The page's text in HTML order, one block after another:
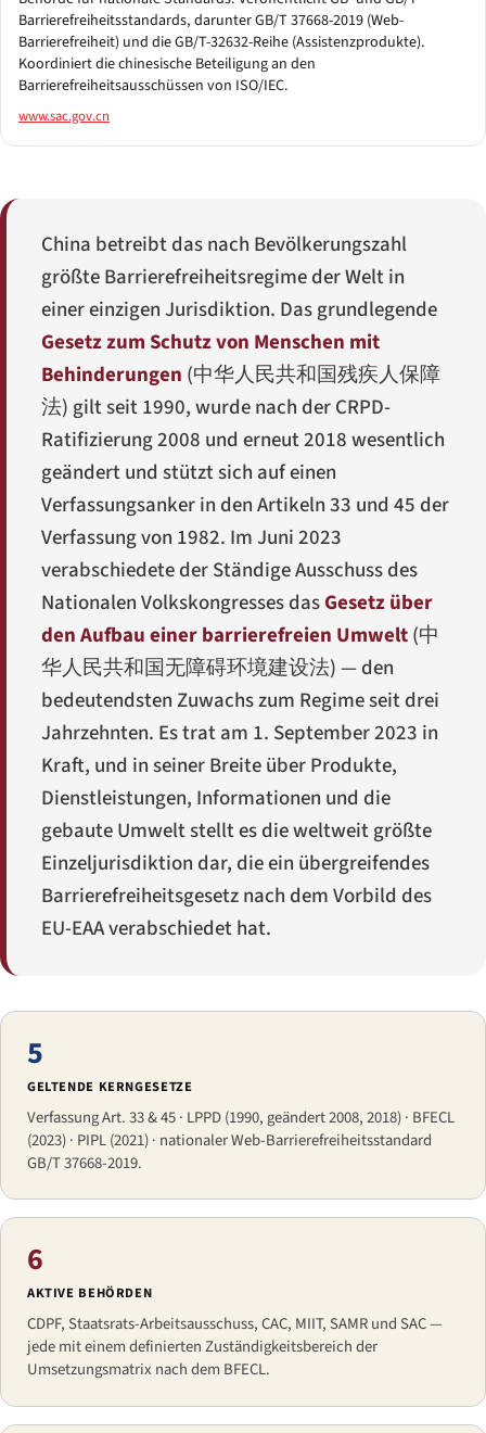
Barrierefreiheitsstandards, darunter GB/T 37668-2019 (Web-
Barrierefreiheit) und die GB/T-32632-Reihe (Assistenzprodukte).
Koordiniert die chinesische Beteiligung an den
Barrierefreiheitsausschüssen von ISO/IEC.
www.sac.gov.cn
China betreibt das nach Bevölkerungszahl
größte Barrierefreiheitsregime der Welt in
einer einzigen Jurisdiktion. Das grundlegende
Gesetz zum Schutz von Menschen mit
Behinderungen (中华人民共和国残疾人保障
法) gilt seit 1990, wurde nach der CRPD-
Ratifizierung 2008 und erneut 2018 wesentlich
geändert und stützt sich auf einen
Verfassungsanker in den Artikeln 33 und 45 der
Verfassung von 1982. Im Juni 2023
verabschiedete der Ständige Ausschuss des
Nationalen Volkskongresses dasGesetz über
den Aufbau einer barrierefreien Umwelt(中
华人民共和国无障碍环境建设法) — den
bedeutendsten Zuwachs zum Regime seit drei
Jahrzehnten. Es trat am 1. September 2023 in
Kraft, und in seiner Breite über Produkte,
Dienstleistungen, Informationen und die
gebaute Umwelt stellt es die weltweit größte
Einzeljurisdiktion dar, die ein übergreifendes
Barrierefreiheitsgesetz nach dem Vorbild des
EU-EAA verabschiedet hat.
5
GELTENDE KERNGESETZE
Verfassung Art. 33 & 45 · LPPD (1990, geändert 2008, 2018) · BFECL
(2023) · PIPL (2021) · nationaler Web-Barrierefreiheitsstandard
GB/T 37668-2019.
6
AKTIVE BEHÖRDEN
CDPF, Staatsrats-Arbeitsausschuss, CAC, MIIT, SAMR und SAC —
jede mit einem definierten Zuständigkeitsbereich der
Umsetzungsmatrix nach dem BFECL.